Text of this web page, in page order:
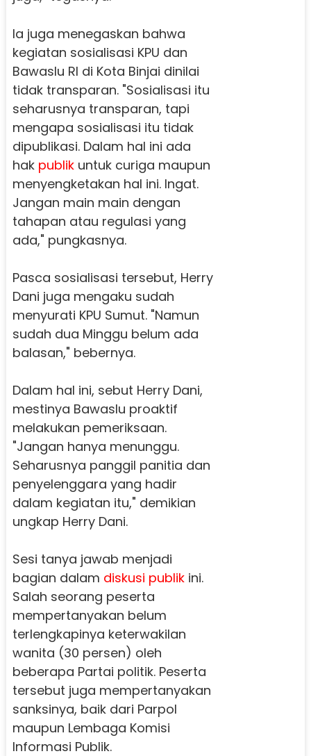
Ia juga menegaskan bahwa
kegiatan sosialisasi KPU dan
Bawaslu RI di Kota Binjai dinilai
tidak transparan. "Sosialisasi itu
seharusnya transparan, tapi
mengapa sosialisasi itu tidak
dipublikasi. Dalam hal ini ada
hak publikuntuk curiga maupun
menyengketakan hal ini. Ingat.
Jangan main main dengan
tahapan atau regulasi yang
ada," pungkasnya.
Pasca sosialisasi tersebut, Herry
Dani juga mengaku sudah
menyurati KPU Sumut. "Namun
sudah dua Minggu belum ada
balasan," bebernya.
Dalam hal ini, sebut Herry Dani,
mestinya Bawaslu proaktif
melakukan pemeriksaan.
"Jangan hanya menunggu.
Seharusnya panggil panitia dan
penyelenggara yang hadir
dalam kegiatan itu," demikian
ungkap Herry Dani.
Sesi tanya jawab menjadi
bagian dalam diskusi publikini.
Salah seorang peserta
mempertanyakan belum
terlengkapinya keterwakilan
wanita (30 persen) oleh
beberapa Partai politik. Peserta
tersebut juga mempertanyakan
sanksinya, baik dari Parpol
maupun Lembaga Komisi
Informasi Publik.